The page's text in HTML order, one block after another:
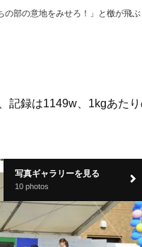
の部の意地をみせろ！」と檄が飛ぶ
記録は1149w、1kgあた
写真ギャラリーを見る
10 photos